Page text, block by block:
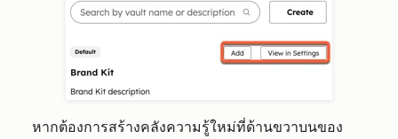
หากต้องการสร้างคลังความรู้ใหม่ที่ด้านขวาบนของ